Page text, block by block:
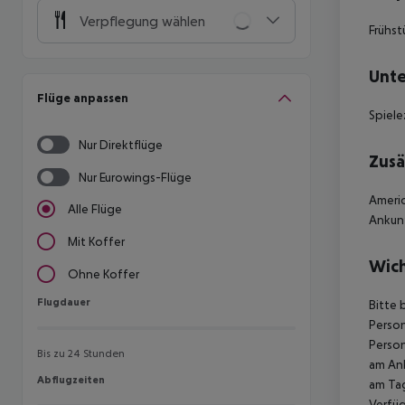
Verpflegung wählen
Flüge anpassen
Nur Direktflüge
Nur Eurowings-Flüge
Alle Flüge
Mit Koffer
Ohne Koffer
Flugdauer
Flugdauer
Bis zu 24 Stunden
Abflugzeiten
Abflugzeiten
Bitte
am
am